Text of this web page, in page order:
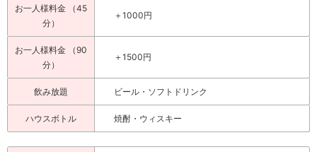
お一人様料金 （45
分）
＋1000円
お一人様料金 （90
分）
＋1500円
飲み放題 ビール・ソフトドリンク
ハウスボトル 焼酎・ウィスキー